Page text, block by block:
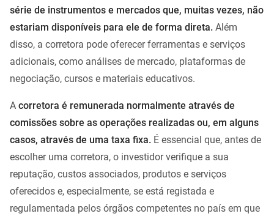
série de instrumentos e mercados que, muitas vezes, não
estariam disponíveis para ele de forma direta. Além
disso, a corretora pode oferecer ferramentas e serviços
adicionais, como análises de mercado, plataformas de
negociação, cursos e materiais educativos.
A corretora é remunerada normalmente através de
comissões sobre as operações realizadas ou, em alguns
casos, através de uma taxa fixa. É essencial que, antes de
escolher uma corretora, o investidor verifique a sua
reputação, custos associados, produtos e serviços
oferecidos e, especialmente, se está registada e
regulamentada pelos órgãos competentes no país em que